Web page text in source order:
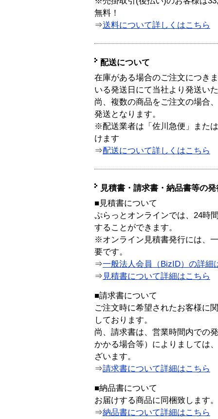
無料！
⇒送料について詳しくはこちら
配送について
在庫がある場合のご注文につき
いる発送日にて当社より発送い
尚、複数の商品をご注文の場合
発送となります。
※配送業者は「佐川急便」また
けます
⇒配送について詳しくはこちら
見積書・請求書・納品書等の
■見積書について
ぷらっとオンラインでは、24時
することができます。
※オンライン見積書発行には、
要です。
⇒一般法人会員（BizID）の詳細
⇒ 見積書について詳細はこちら
■請求書について
ご注文時に希望されたお客様に
しております。
尚、請求書は、営業時間内での
かかる場合等）によりましては
ざいます。
⇒請求書について詳細はこちら
■納品書について
お届けする商品に同梱致します。
⇒納品書について詳細はこちら